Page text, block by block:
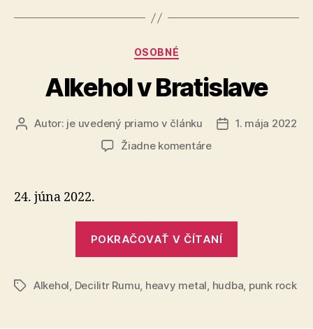
Kategórie
OSOBNÉ
Alkehol v Bratislave
AutorAutor: je uvedený priamo v článku
Dátum
1. mája 2022
Žiadne komentárena
24. júna 2022.
POKRAČOVAŤ V ČÍTANÍ
ZnačkyAlkehol, Decilitr Rumu, heavy metal, hudba, punk rock